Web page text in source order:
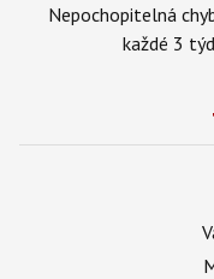
Nepochopitelná
každé 3